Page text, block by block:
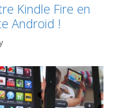
Kindle Fire en
Android !